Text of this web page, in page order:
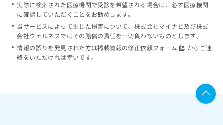
実際に検索された医療機関で受診を希望される場合は、必ず医療機関
に確認していただくことをお勧めします。
当サービスによって生じた損害について、株式会社マイナビ及び株式
会社ウェルネスではその賠償の責任を一切負わないものとします。
情報の誤りを発見された方は掲載情報の修正依頼フォーム
からご連
絡をいただければ幸いです。